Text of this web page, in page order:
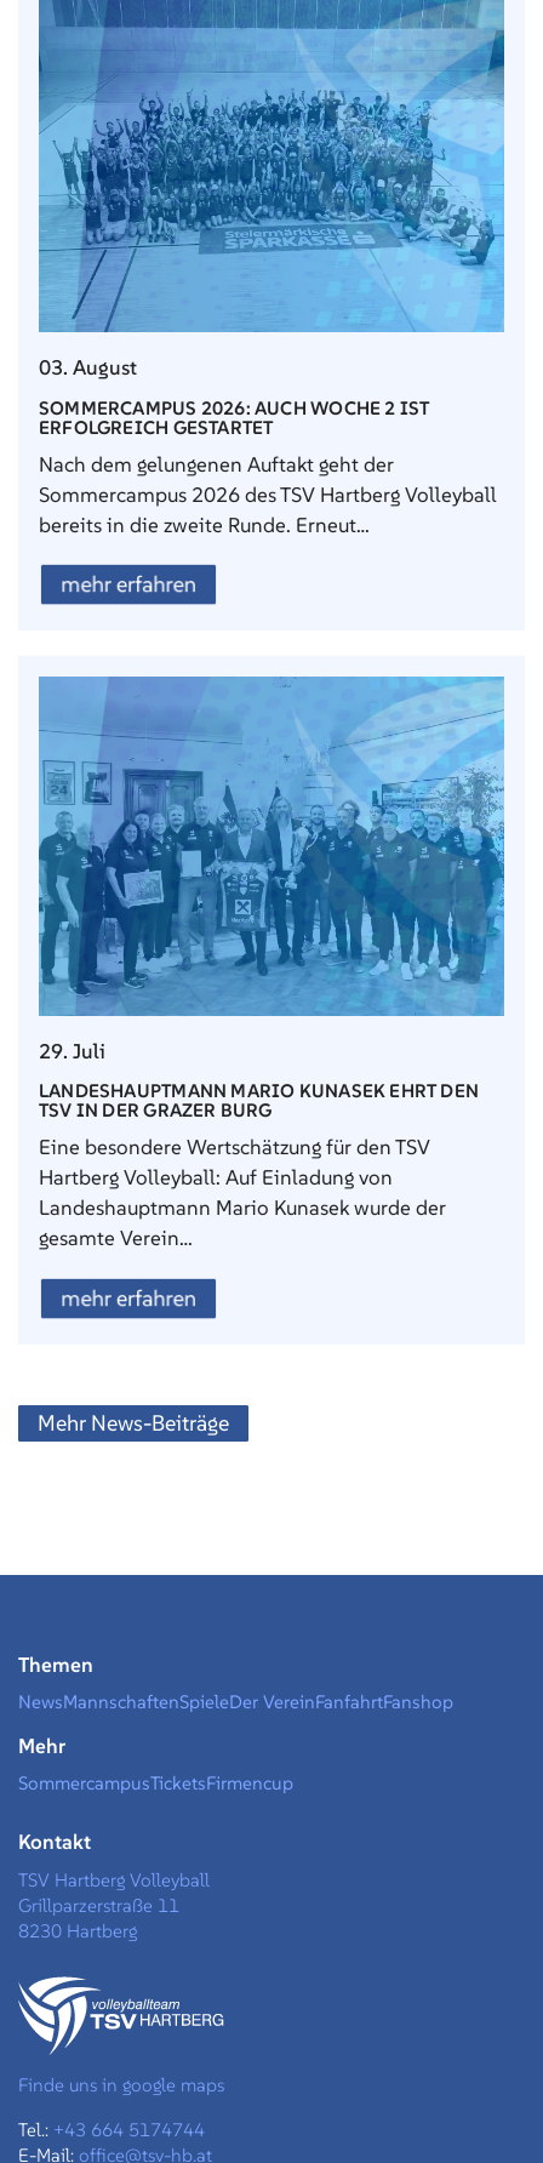
03. August
SOMMERCAMPUS 2026: AUCH WOCHE 2 IST
ERFOLGREICH GESTARTET
Nach dem gelungenen Auftakt geht der
Sommercampus 2026 des TSV Hartberg Volleyball
bereits in die zweite Runde. Erneut…
mehr erfahren
29. Juli
LANDESHAUPTMANN MARIO KUNASEK EHRT DEN
TSV IN DER GRAZER BURG
Eine besondere Wertschätzung für den TSV
Hartberg Volleyball: Auf Einladung von
Landeshauptmann Mario Kunasek wurde der
gesamte Verein…
mehr erfahren
Mehr News-Beiträge
Finde uns in google maps
Tel.: +43 664 5174744
E-Mail: office@tsv-hb.at
Themen
NewsMannschaftenSpieleDer VereinFanfahrtFanshop
Mehr
SommercampusTicketsFirmencup
Kontakt
TSV Hartberg Volleyball
Grillparzerstraße 11
8230 Hartberg